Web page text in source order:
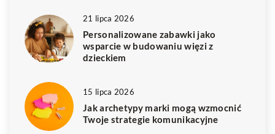
21 lipca 2026
Personalizowane zabawki jako
wsparcie w budowaniu więzi z
dzieckiem
15 lipca 2026
Jak archetypy marki mogą wzmocnić
Twoje strategie komunikacyjne